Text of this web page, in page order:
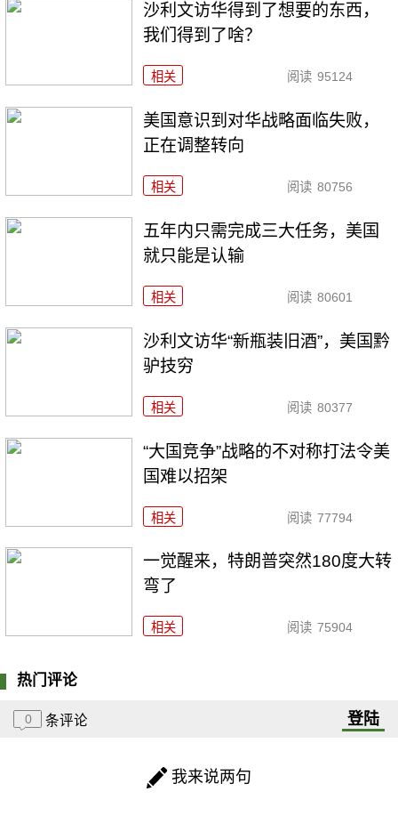
沙利文访华得到了想要的东西，
我们得到了啥？
相关 阅读 95124
美国意识到对华战略面临失败，
正在调整转向
相关 阅读 80756
五年内只需完成三大任务，美国
就只能是认输
相关 阅读 80601
沙利文访华“新瓶装旧酒”，美国黔
驴技穷
相关 阅读 80377
“大国竞争”战略的不对称打法令美
国难以招架
相关 阅读 77794
一觉醒来，特朗普突然180度大转
弯了
相关 阅读 75904
热门评论
0 条评论 登陆
我来说两句